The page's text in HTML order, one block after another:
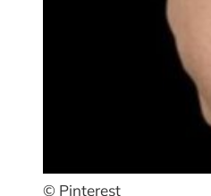
© Pinterest